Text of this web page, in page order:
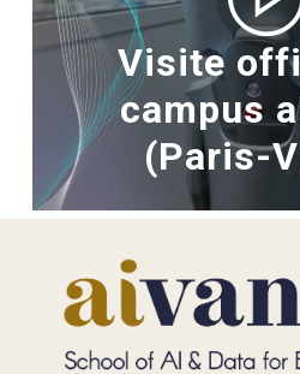
Visite
campus
(Paris-